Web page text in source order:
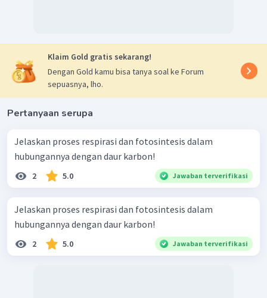
Klaim Gold gratis sekarang!
Dengan Gold kamu bisa tanya soal ke Forum
sepuasnya, lho.
Pertanyaan serupa
Jelaskan proses respirasi dan fotosintesis dalam
hubungannya dengan daur karbon!
2 5.0 Jawaban terverifikasi
Jelaskan proses respirasi dan fotosintesis dalam
hubungannya dengan daur karbon!
2 5.0 Jawaban terverifikasi